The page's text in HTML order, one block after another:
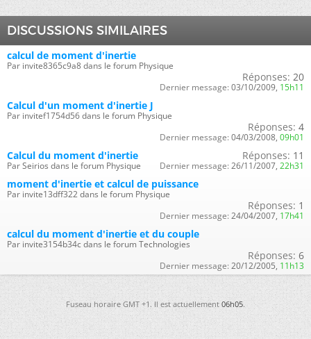
DISCUSSIONS SIMILAIRES
calcul de moment d'inertie
Par invite8365c9a8 dans le forum Physique
Réponses: 20
Dernier message: 03/10/2009, 15h11
Calcul d'un moment d'inertie J
Par invitef1754d56 dans le forum Physique
Réponses: 4
Dernier message: 04/03/2008, 09h01
Calcul du moment d'inertie
Par Seirios dans le forum Physique
Réponses: 11
Dernier message: 26/11/2007, 22h31
moment d'inertie et calcul de puissance
Par invite13dff322 dans le forum Physique
Réponses: 1
Dernier message: 24/04/2007, 17h41
calcul du moment d'inertie et du couple
Par invite3154b34c dans le forum Technologies
Réponses: 6
Dernier message: 20/12/2005, 11h13
Fuseau horaire GMT +1. Il est actuellement06h05.